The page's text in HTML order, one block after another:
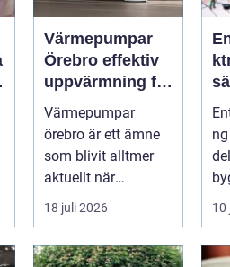
Värmepumpar
Örebro effektiv
uppvärmning för
hus och
fastigheter
Värmepumpar
örebro är ett ämne
som blivit alltmer
aktuellt när
energipriser stiger
och fler vill sän...
18 juli 2026
en
10